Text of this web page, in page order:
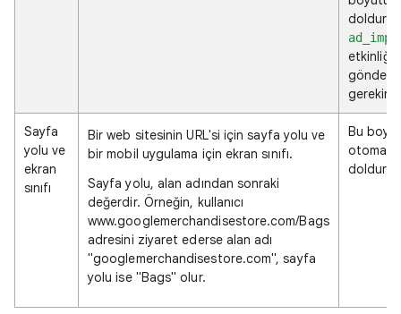
gerekir.
Sayfa
yolu ve
ekran
sınıfı
Bir web sitesinin URL'si için sayfa yolu ve
bir mobil uygulama için ekran sınıfı.
Sayfa yolu, alan adından sonraki
değerdir. Örneğin, kullanıcı
www.googlemerchandisestore.com/Bags
adresini ziyaret ederse alan adı
"googlemerchandisestore.com", sayfa
yolu ise "Bags" olur.
Bu